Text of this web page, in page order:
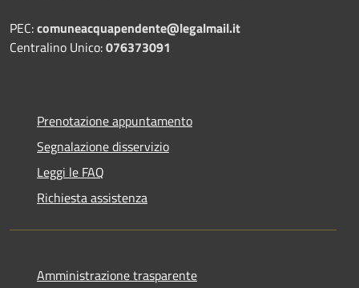
PEC:comuneacquapendente@legalmail.it
Centralino Unico:076373091
Prenotazione appuntamento
Segnalazione disservizio
Leggi le FAQ
Richiesta assistenza
Amministrazione trasparente